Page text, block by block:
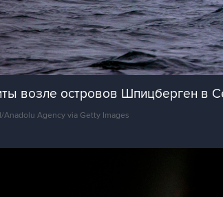
возле островов Шпицберген в
Anadolu Agency via Getty Images